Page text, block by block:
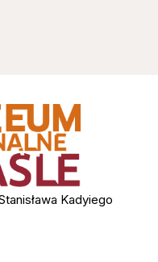
Kadyiego